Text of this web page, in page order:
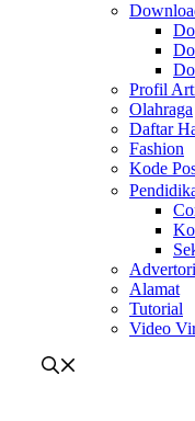
Profil
Olahraga
Daftar
Fashion
Kode
Alamat
Tutorial
Video